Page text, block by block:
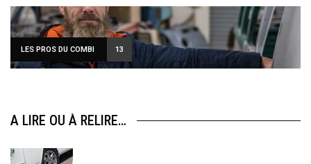
LES PROS DU COMBI 13
A LIRE OU À RELIRE…